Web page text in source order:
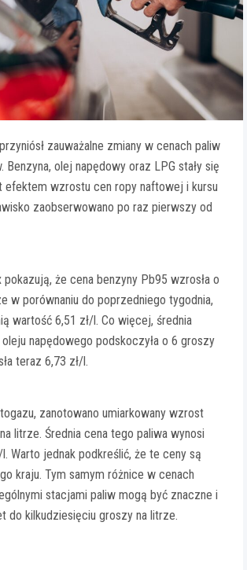
zauważalne zmiany w cenach paliw
Benzyna, olej napędowy oraz LPG stały się
efektem wzrostu cen ropy naftowej i kursu
zaobserwowano po raz pierwszy od
pokazują, że cena benzyny Pb95 wzrosła o
w porównaniu do poprzedniego tygodnia,
wartość 6,51 zł/l. Co więcej, średnia
napędowego podskoczyła o 6 groszy
teraz 6,73 zł/l.
zanotowano umiarkowany wzrost
litrze. Średnia cena tego paliwa wynosi
Warto jednak podkreślić, że te ceny są
kraju. Tym samym różnice w cenach
stacjami paliw mogą być znaczne i
do kilkudziesięciu groszy na litrze.